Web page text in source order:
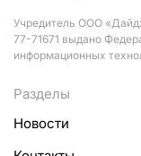
Учредитель ООО
77-71671 выдано
информационных
Разделы
Новости